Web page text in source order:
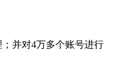
；并对4万多个账号进行